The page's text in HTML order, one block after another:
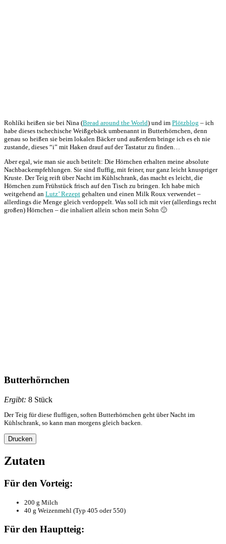
Rohlíki heißen sie bei Nina (Bread around the World) und im Plötzblog – ich
habe dieses tschechische Weißgebäck umbenannt in Butterhörnchen, denn
genau so heißen sie beim lokalen Bäcker und außerdem bringe ich es eh nie
zustande, dieses “i” mit Haken drauf auf der Tastatur zu finden…
Aber egal, wie man sie auch betitelt: Die Hörnchen erhalten meine absolute
Nachbackempfehlungen. Sie sind fluffig, mit feiner, nur ganz leicht knuspriger
Kruste. Der Teig reift über Nacht im Kühlschrank, das macht es leicht, die
Hörnchen zum Frühstück frisch auf den Tisch zu bringen. Ich habe mich
weitgehend an Lutz’ Rezept gehalten und einen Milk Roux verwendet –
allerdings die Menge gleich verdoppelt. Was soll ich mit vier (allerdings recht
großen) Hörnchen – die inhaliert allein schon mein Sohn 🙂
Butterhörnchen
Ergibt: 8 Stück
Der Teig für diese fluffigen, soften Butterhörnchen geht über Nacht im
Kühlschrank, so kann man morgens gleich backen.
Drucken
Zutaten
Für den Vorteig:
200 g Milch
40 g Weizenmehl (Typ 405 oder 550)
Für den Hauptteig: